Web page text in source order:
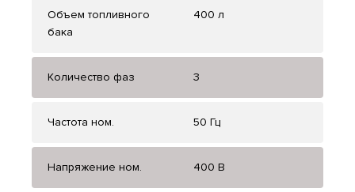
Объем топливного
бака
400 л
Количество фаз 3
Частота ном. 50 Гц
Напряжение ном. 400 В